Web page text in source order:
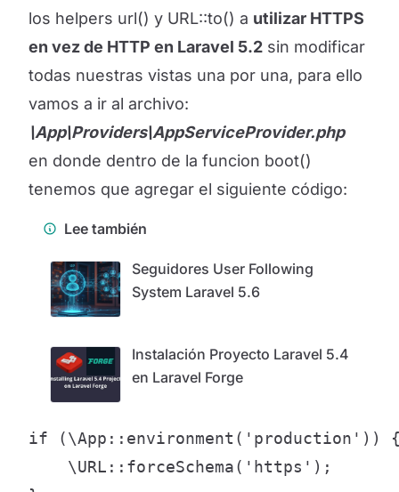
los helpers url() y URL::to() a utilizar HTTPS
en vez de HTTP en Laravel 5.2 sin modificar
todas nuestras vistas una por una, para ello
vamos a ir al archivo:
\App\Providers\AppServiceProvider.php
en donde dentro de la funcion boot()
tenemos que agregar el siguiente código:
Lee también
Seguidores User Following
System Laravel 5.6
Instalación Proyecto Laravel 5.4
en Laravel Forge
if (\App::environment('production'))
    \URL::forceSchema('https');